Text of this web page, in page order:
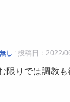
し : 投稿日：2022/
限りでは調教